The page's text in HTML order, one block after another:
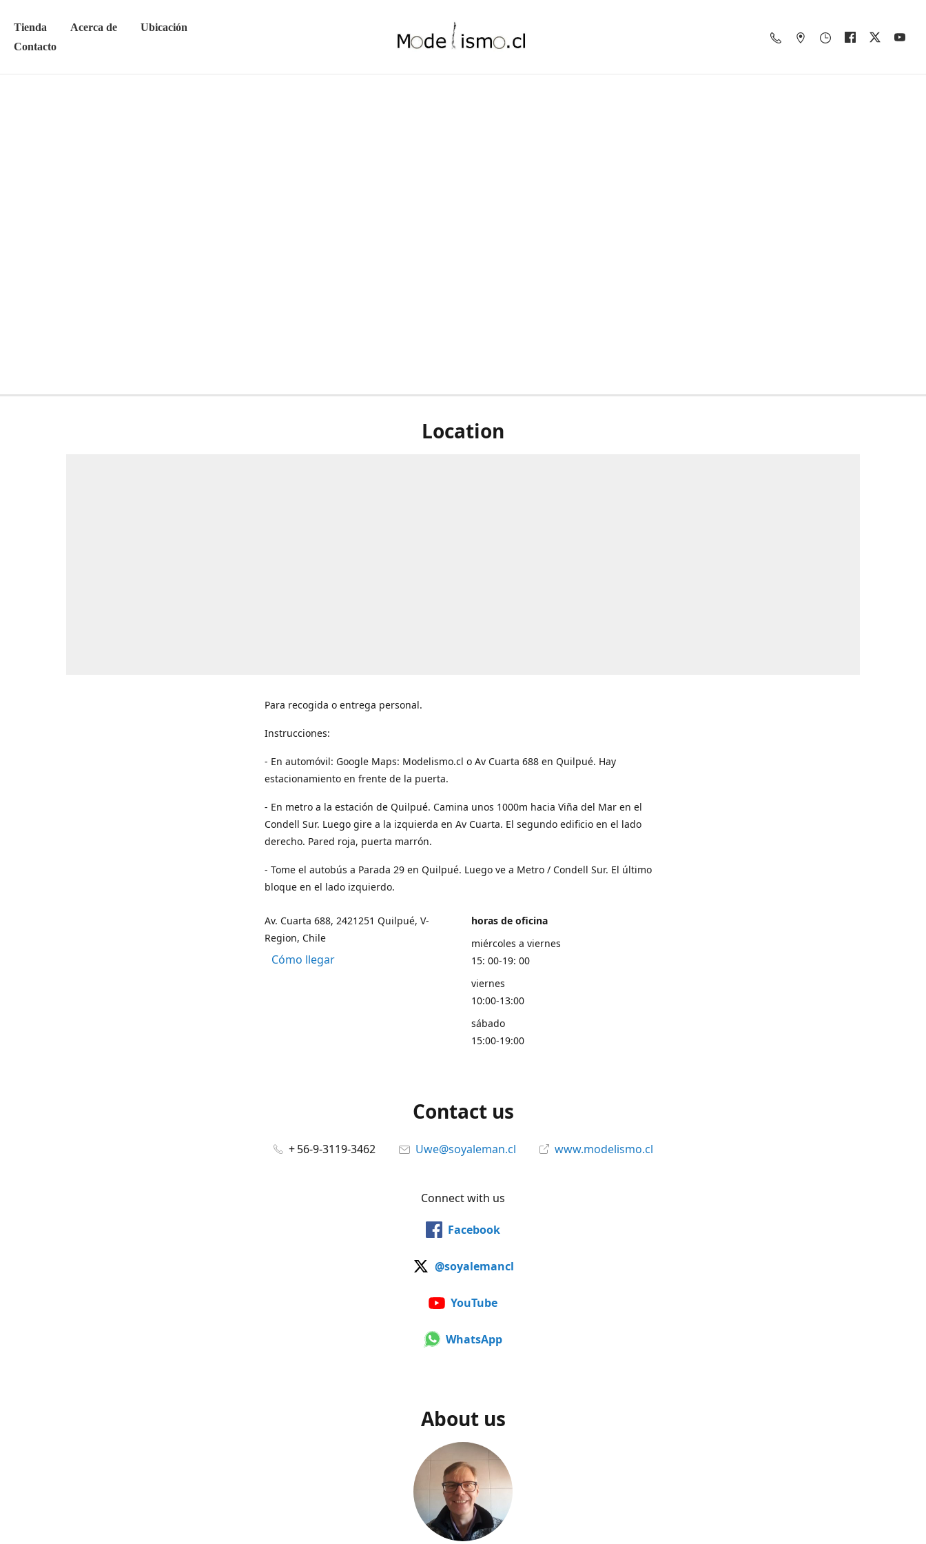
Tienda Acerca de
Ubicación
Contacto
Location
Para recogida o entrega personal.
Instrucciones:
- En automóvil: Google Maps: Modelismo.cl o Av Cuarta 688 en Quilpué. Hay
estacionamiento en frente de la puerta.
- En metro a la estación de Quilpué. Camina unos 1000m hacia Viña del Mar en el
Condell Sur. Luego gire a la izquierda en Av Cuarta. El segundo edificio en el lado
derecho. Pared roja, puerta marrón.
- Tome el autobús a Parada 29 en Quilpué. Luego ve a Metro / Condell Sur. El último
bloque en el lado izquierdo.
Av. Cuarta 688, 2421251 Quilpué, V-
Region, Chile
Cómo llegar
horas de oficina
miércoles a viernes
15: 00-19: 00
viernes
10:00-13:00
sábado
15:00-19:00
Contact us
+ 56-9-3119-3462 Uwe@soyaleman.cl www.modelismo.cl
Connect with us
Facebook
@soyalemancl
YouTube
WhatsApp
About us